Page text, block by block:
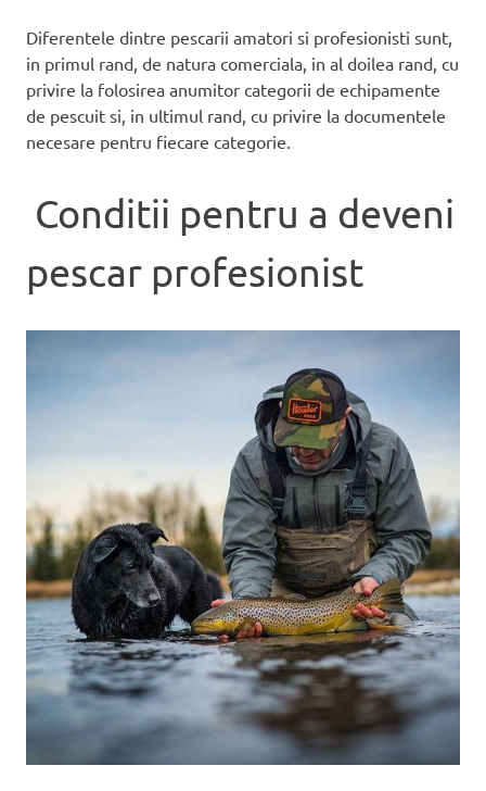
Diferentele dintre pescarii amatori si profesionisti sunt,
in primul rand, de natura comerciala, in al doilea rand, cu
privire la folosirea anumitor categorii de echipamente
de pescuit si, in ultimul rand, cu privire la documentele
necesare pentru fiecare categorie.
Conditii pentru a deveni
pescar profesionist